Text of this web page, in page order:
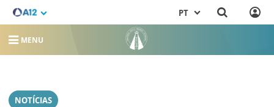
PT
MENU
NOTÍCIAS